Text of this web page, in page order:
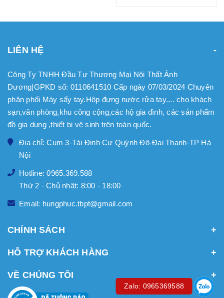
LIÊN HỆ
Công Ty TNHH Đầu Tư Thương Mại Nội Thất Ánh
Dương|GPKD số: 0110641510 Cấp ngày 07/03/2024 Chuyên
phân phối Máy sấy tay.Hộp đựng nước rửa tay.... cho khách
sạn,văn phòng,khu công cộng,các hộ gia đình, các sản phẩm
đồ gia dụng ,thiết bị vệ sinh trên toàn quốc.
Địa chỉ: Cụm 3-Tái Định Cư Quỳnh Đô-Đại Thanh-TP Hà
Nội
Hotline: 0965.369.588
Thứ 2 - Chủ nhật: 8:00 - 18:00
Email: hungphuc.tbpt@gmail.com
CHÍNH SÁCH
HỖ TRỢ KHÁCH HÀNG
VỀ CHÚNG TÔI
Zalo: 0965369588